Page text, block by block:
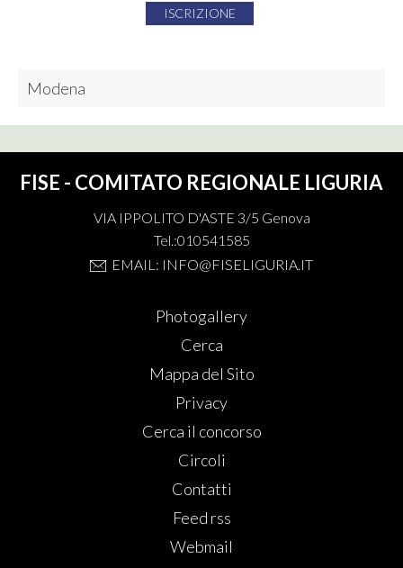
ISCRIZIONE
Modena
FISE - COMITATO REGIONALE LIGURIA
VIA IPPOLITO D'ASTE 3/5 Genova
Tel.:010541585
EMAIL: INFO@FISELIGURIA.IT
Photogallery
Cerca
Mappa del Sito
Privacy
Cerca il concorso
Circoli
Contatti
Feed rss
Webmail